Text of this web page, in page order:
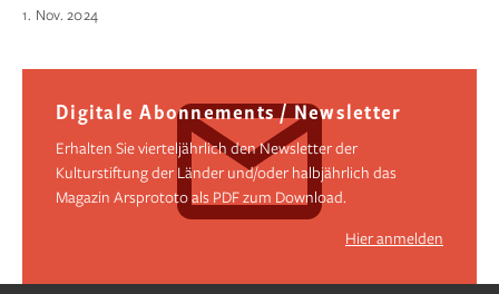
1. Nov. 2024
Digitale Abonnements / Newsletter
Erhalten Sie vierteljährlich den Newsletter der
Kulturstiftung der Länder und/oder halbjährlich das
Magazin Arsprototo als PDF zum Download.
Hier anmelden